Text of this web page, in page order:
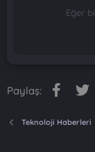
Eğer
Paylaş:
Teknoloji Haberleri